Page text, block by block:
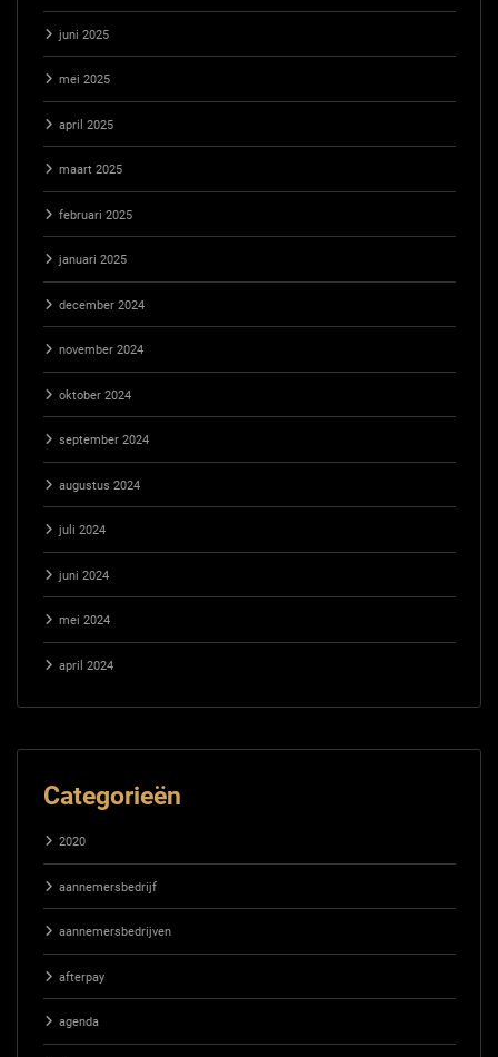
juni 2025
mei 2025
april 2025
maart 2025
februari 2025
januari 2025
december 2024
november 2024
oktober 2024
september 2024
augustus 2024
juli 2024
juni 2024
mei 2024
april 2024
Categorieën
2020
aannemersbedrijf
aannemersbedrijven
afterpay
agenda